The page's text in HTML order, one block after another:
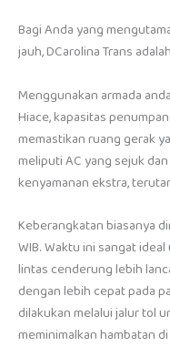
Bagi Anda yang
jauh, DCarolina Trans
Menggunakan armada
Hiace, kapasitas
memastikan ruang gerak
meliputi AC yang sejuk
kenyamanan ekstra,
Keberangkatan biasanya
WIB. Waktu ini sangat
lintas cenderung lebih
dengan lebih cepat pada
dilakukan melalui jalur tol
meminimalkan hambatan